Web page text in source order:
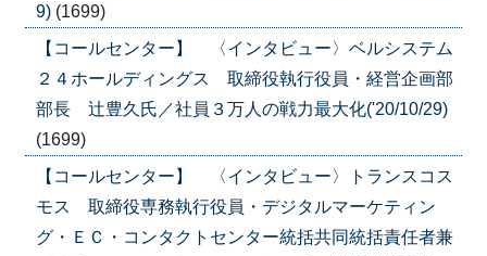
9) (1699)
【コールセンター】 〈インタビュー〉ベルシステム
２４ホールディングス 取締役執行役員・経営企画部
部長 辻豊久氏／社員３万人の戦力最大化('20/10/29)
(1699)
【コールセンター】 〈インタビュー〉トランスコス
モス 取締役専務執行役員・デジタルマーケティン
グ・ＥＣ・コンタクトセンター統括共同統括責任者兼